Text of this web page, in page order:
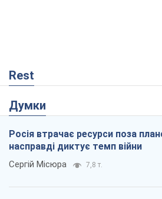
Rest
Думки
Росія втрачає ресурси поза
насправді диктує темп війни
Сергій Місюра 7,8 т.